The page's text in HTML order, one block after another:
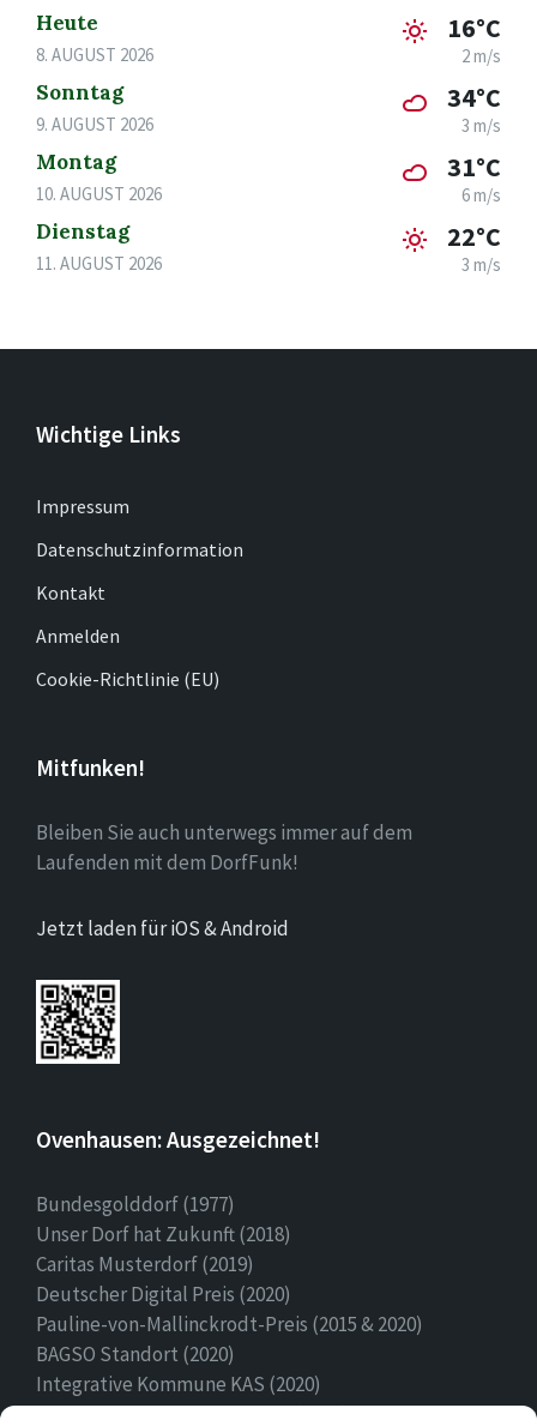
Heute
8. AUGUST 2026
16°C
2 m/s
Sonntag
9. AUGUST 2026
34°C
3 m/s
Montag
10. AUGUST 2026
31°C
6 m/s
Dienstag
11. AUGUST 2026
22°C
3 m/s
Wichtige Links
Impressum
Datenschutzinformation
Kontakt
Anmelden
Cookie-Richtlinie (EU)
Mitfunken!
Bleiben Sie auch unterwegs immer auf dem
Laufenden mit dem DorfFunk!
Jetzt laden für iOS & Android
Ovenhausen: Ausgezeichnet!
Bundesgolddorf (1977)
Unser Dorf hat Zukunft (2018)
Caritas Musterdorf (2019)
Deutscher Digital Preis (2020)
Pauline-von-Mallinckrodt-Preis (2015 & 2020)
BAGSO Standort (2020)
Integrative Kommune KAS (2020)
Ehrenamtspreis Stadt Höxter (2020)